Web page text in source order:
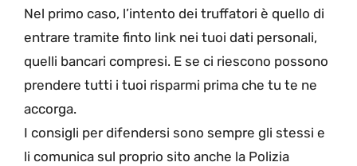
Nel primo caso, l’intento dei truffatori è quello di
entrare tramite finto link nei tuoi dati personali,
quelli bancari compresi. E se ci riescono possono
prendere tutti i tuoi risparmi prima che tu te ne
accorga.
I consigli per difendersi sono sempre gli stessi e
li comunica sul proprio sito anche la Polizia